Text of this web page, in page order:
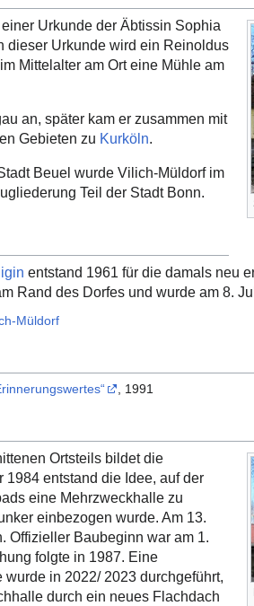
Urkunde der Äbtissin Sophia
dieser Urkunde wird ein Reinoldus
Mittelalter am Ort eine Mühle am
an, später kam er zusammen mit
Gebieten zu Kurköln.
Beuel wurde Vilich-Müldorf im
Teil der Stadt Bonn.
entstand 1961 für die damals neu
Rand des Dorfes und wurde am 8.
Müldorf
, 1991
Ortsteils bildet die
1984 entstand die Idee, auf der
eine Mehrzweckhalle zu
einbezogen wurde. Am 13.
Offizieller Baubeginn war am 1.
folgte in 1987. Eine
in 2022/ 2023 durchgeführt,
durch ein neues Flachdach